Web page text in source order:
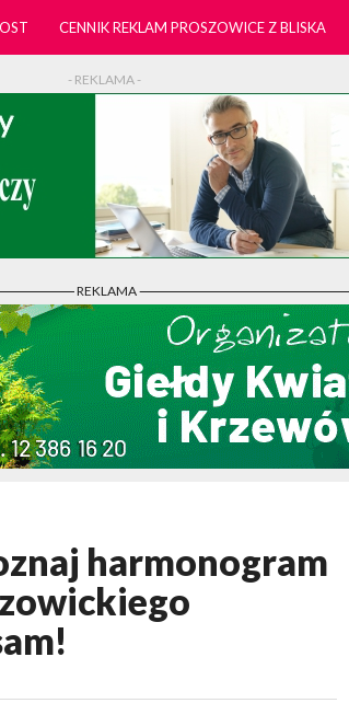
CENNIK REKLAM PROSZOWICE Z BLISKA
- REKLAMA -
- REKLAMA -
harmonogram